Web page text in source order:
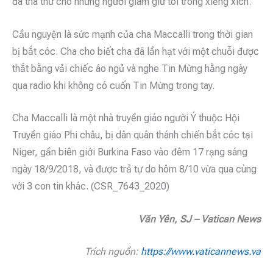
Cầu nguyện là sức mạnh của cha Maccalli trong thời gian
bị bắt cóc. Cha cho biết cha đã lần hạt với một chuỗi được
thắt bằng vải chiếc áo ngủ và nghe Tin Mừng hằng ngày
qua radio khi không có cuốn Tin Mừng trong tay.
Cha Maccalli là một nhà truyền giáo người Ý thuộc Hội
Truyền giáo Phi châu, bị dân quân thánh chiến bắt cóc tại
Niger, gần biên giới Burkina Faso vào đêm 17 rạng sáng
ngày 18/9/2018, và được trả tự do hôm 8/10 vừa qua cùng
với 3 con tin khác. (CSR_7643_2020)
Văn Yên, SJ – Vatican News
Trích nguồn: https://www.vaticannews.va